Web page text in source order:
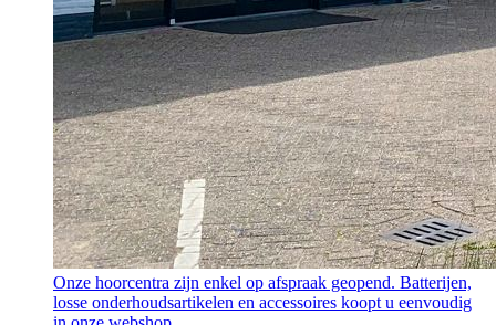
Onze hoorcentra zijn enkel op afspraak geopend. Batterijen,
losse onderhoudsartikelen en accessoires koopt u eenvoudig